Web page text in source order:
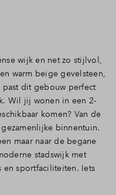
wijk en net zo stijlvol,
warm beige gevelsteen,
dit gebouw perfect
Wil jij wonen in een 2-
komen? Van de
binnentuin.
maar naar de begane
stadswijk met
en sportfaciliteiten. Iets